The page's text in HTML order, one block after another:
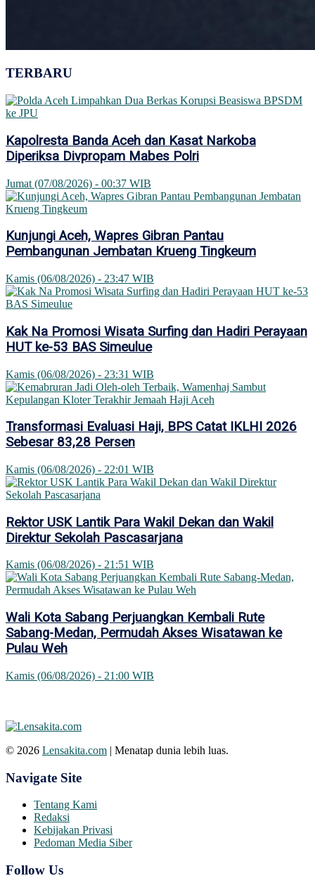
TERBARU
Kapolresta Banda Aceh dan Kasat Narkoba
Diperiksa Divpropam Mabes Polri
Jumat (07/08/2026) - 00:37 WIB
Kunjungi Aceh, Wapres Gibran Pantau
Pembangunan Jembatan Krueng Tingkeum
Kamis (06/08/2026) - 23:47 WIB
Kak Na Promosi Wisata Surfing dan Hadiri Perayaan
HUT ke-53 BAS Simeulue
Kamis (06/08/2026) - 23:31 WIB
Transformasi Evaluasi Haji, BPS Catat IKLHI 2026
Sebesar 83,28 Persen
Kamis (06/08/2026) - 22:01 WIB
Rektor USK Lantik Para Wakil Dekan dan Wakil
Direktur Sekolah Pascasarjana
Kamis (06/08/2026) - 21:51 WIB
Wali Kota Sabang Perjuangkan Kembali Rute
Sabang-Medan, Permudah Akses Wisatawan ke
Pulau Weh
Kamis (06/08/2026) - 21:00 WIB
© 2026 Lensakita.com | Menatap dunia lebih luas.
Navigate Site
Tentang Kami
Redaksi
Kebijakan Privasi
Pedoman Media Siber
Follow Us